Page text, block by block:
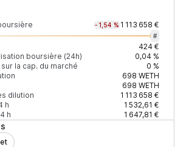
-1,54 % 1 113 658 €
#
424 €
boursière (24h)
0,04 %
la cap. du marché
0 %
698 WETH
698 WETH
dilution
1 113 658 €
h
1 532,61 €
h
1 647,81 €